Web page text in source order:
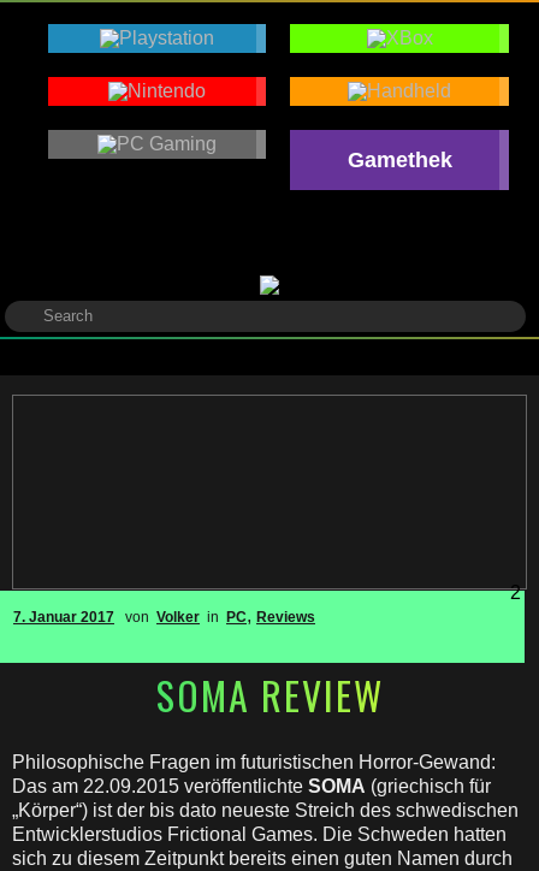
Gamethek
7. Januar 2017 von Volker in PC, Reviews
2
SOMA REVIEW
Philosophische Fragen im futuristischen Horror-Gewand:
Das am 22.09.2015 veröffentlichte SOMA (griechisch für
„Körper“) ist der bis dato neueste Streich des schwedischen
Entwicklerstudios Frictional Games. Die Schweden hatten
sich zu diesem Zeitpunkt bereits einen guten Namen durch